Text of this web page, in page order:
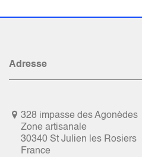
Adresse
328 impasse des Agonèdes
Zone artisanale
30340 St Julien les Rosiers
France